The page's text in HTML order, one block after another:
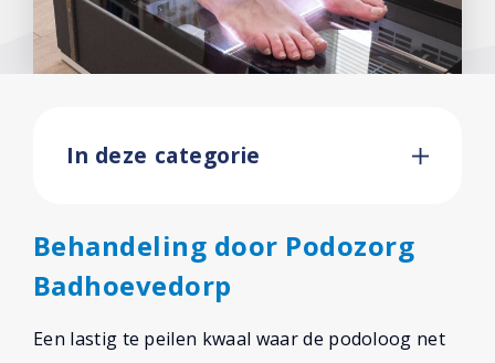
In deze categorie
Behandeling door Podozorg
Badhoevedorp
Een lastig te peilen kwaal waar de podoloog net